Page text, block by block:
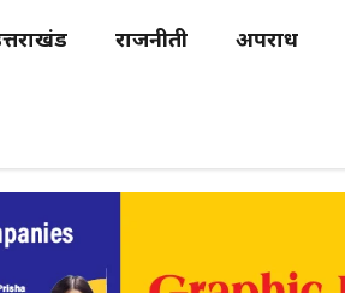
राजनीती अपराध